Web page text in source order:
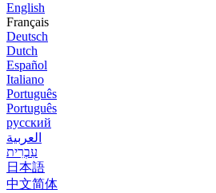
English
Français
Deutsch
Dutch
Español
Italiano
Português
Português
русский
العربية
עִבְרִית
日本語
中文简体